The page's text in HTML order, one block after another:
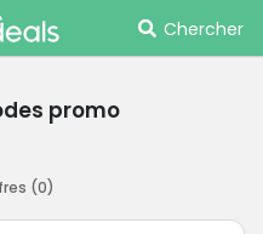
Chercher
promo
(0)